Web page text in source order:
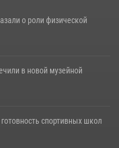
о роли физической
в новой музейной
спортивных школ